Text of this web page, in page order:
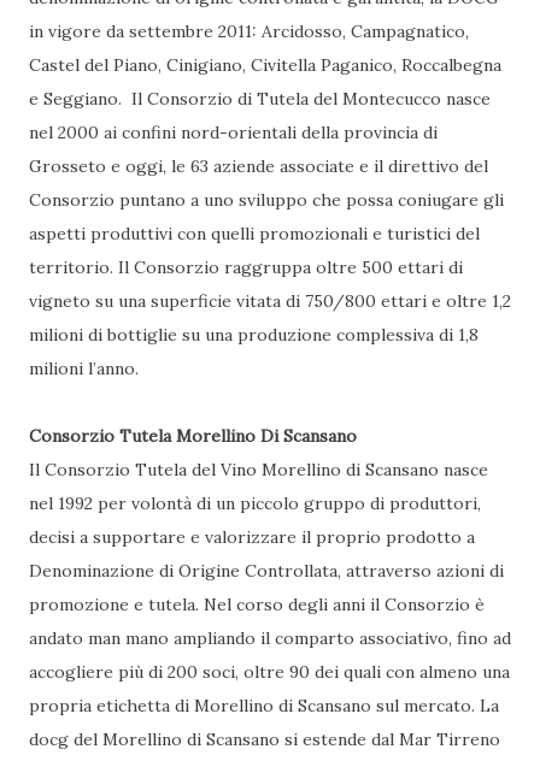
in vigore da settembre 2011: Arcidosso, Campagnatico,
Castel del Piano, Cinigiano, Civitella Paganico, Roccalbegna
e Seggiano. Il Consorzio di Tutela del Montecucco nasce
nel 2000 ai confini nord-orientali della provincia di
Grosseto e oggi, le 63 aziende associate e il direttivo del
Consorzio puntano a uno sviluppo che possa coniugare gli
aspetti produttivi con quelli promozionali e turistici del
territorio. Il Consorzio raggruppa oltre 500 ettari di
vigneto su una superficie vitata di 750/800 ettari e oltre 1,2
milioni di bottiglie su una produzione complessiva di 1,8
milioni l’anno.
Consorzio Tutela Morellino Di Scansano
Il Consorzio Tutela del Vino Morellino di Scansano nasce
nel 1992 per volontà di un piccolo gruppo di produttori,
decisi a supportare e valorizzare il proprio prodotto a
Denominazione di Origine Controllata, attraverso azioni di
promozione e tutela. Nel corso degli anni il Consorzio è
andato man mano ampliando il comparto associativo, fino ad
accogliere più di 200 soci, oltre 90 dei quali con almeno una
propria etichetta di Morellino di Scansano sul mercato. La
docg del Morellino di Scansano si estende dal Mar Tirreno